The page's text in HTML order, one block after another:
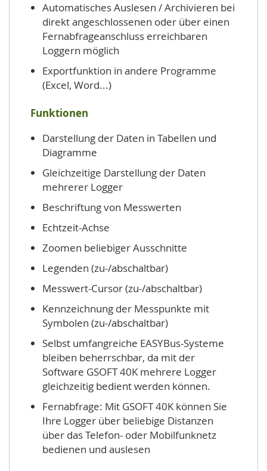
Automatisches Auslesen / Archivieren bei
direkt angeschlossenen oder über einen
Fernabfrageanschluss erreichbaren
Loggern möglich
Exportfunktion in andere Programme
(Excel, Word...)
Funktionen
Darstellung der Daten in Tabellen und
Diagramme
Gleichzeitige Darstellung der Daten
mehrerer Logger
Beschriftung von Messwerten
Echtzeit-Achse
Zoomen beliebiger Ausschnitte
Legenden (zu-/abschaltbar)
Messwert-Cursor (zu-/abschaltbar)
Kennzeichnung der Messpunkte mit
Symbolen (zu-/abschaltbar)
Selbst umfangreiche EASYBus-Systeme
bleiben beherrschbar, da mit der
Software GSOFT 40K mehrere Logger
gleichzeitig bedient werden können.
Fernabfrage: Mit GSOFT 40K können Sie
Ihre Logger über beliebige Distanzen
über das Telefon- oder Mobilfunknetz
bedienen und auslesen